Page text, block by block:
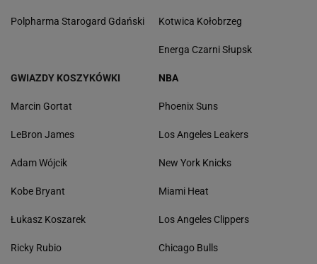
Polpharma Starogard Gdański Kotwica Kołobrzeg
Energa Czarni Słupsk
GWIAZDY KOSZYKÓWKI
Marcin Gortat
LeBron James
Adam Wójcik
Kobe Bryant
Łukasz Koszarek
Ricky Rubio
NBA
Phoenix Suns
Los Angeles Leakers
New York Knicks
Miami Heat
Los Angeles Clippers
Chicago Bulls